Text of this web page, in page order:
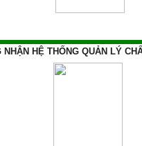
NHẬN HỆ THỐNG QUẢN LÝ